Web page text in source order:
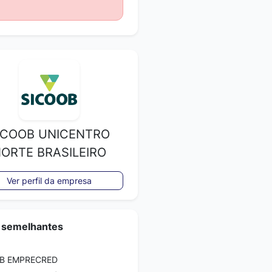
UNICENTRO
BRASILEIRO
Ver perfil da empresa
semelhantes
EMPRECRED